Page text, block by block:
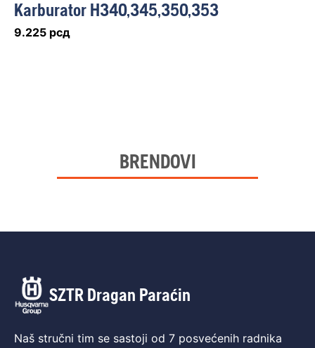
Karburator H340,345,350,353
9.225 рсд
BRENDOVI
SZTR Dragan Paraćin
Naš stručni tim se sastoji od 7 posvećenih radnika